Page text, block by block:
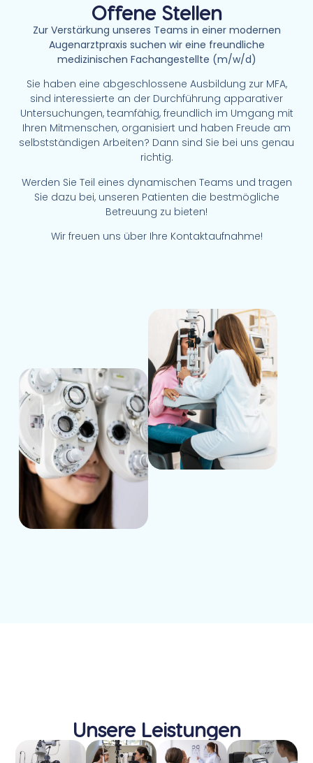
Offene Stellen
Zur Verstärkung unseres Teams in einer modernen
Augenarztpraxis suchen wir eine freundliche
medizinischen Fachangestellte (m/w/d)
Sie haben eine abgeschlossene Ausbildung zur MFA,
sind interessierte an der Durchführung apparativer
Untersuchungen, teamfähig, freundlich im Umgang mit
Ihren Mitmenschen, organisiert und haben Freude am
selbstständigen Arbeiten? Dann sind Sie bei uns genau
richtig.
Werden Sie Teil eines dynamischen Teams und tragen
Sie dazu bei, unseren Patienten die bestmögliche
Betreuung zu bieten!
Wir freuen uns über Ihre Kontaktaufnahme!
Unsere Leistungen